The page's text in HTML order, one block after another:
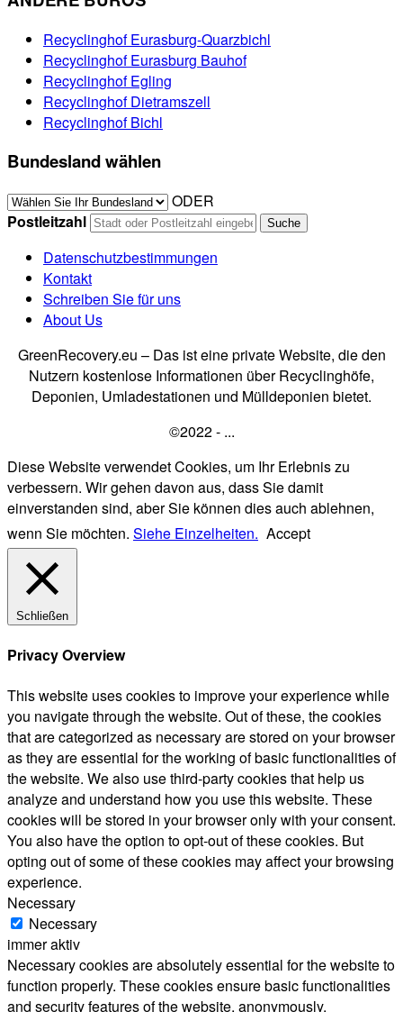
Recyclinghof Eurasburg-Quarzbichl
Recyclinghof Eurasburg Bauhof
Recyclinghof Egling
Recyclinghof Dietramszell
Recyclinghof Bichl
Bundesland wählen
ODER
Postleitzahl
Datenschutzbestimmungen
Kontakt
Schreiben Sie für uns
About Us
GreenRecovery.eu – Das ist eine private Website, die den
Nutzern kostenlose Informationen über Recyclinghöfe,
Deponien, Umladestationen und Mülldeponien bietet.
©2022 - ...
Diese Website verwendet Cookies, um Ihr Erlebnis zu
verbessern. Wir gehen davon aus, dass Sie damit
einverstanden sind, aber Sie können dies auch ablehnen,
wenn Sie möchten. Siehe Einzelheiten. Accept
Schließen
Privacy Overview
This website uses cookies to improve your experience while
you navigate through the website. Out of these, the cookies
that are categorized as necessary are stored on your browser
as they are essential for the working of basic functionalities of
the website. We also use third-party cookies that help us
analyze and understand how you use this website. These
cookies will be stored in your browser only with your consent.
You also have the option to opt-out of these cookies. But
opting out of some of these cookies may affect your browsing
experience.
Necessary
Necessary
immer aktiv
Necessary cookies are absolutely essential for the website to
function properly. These cookies ensure basic functionalities
and security features of the website, anonymously.